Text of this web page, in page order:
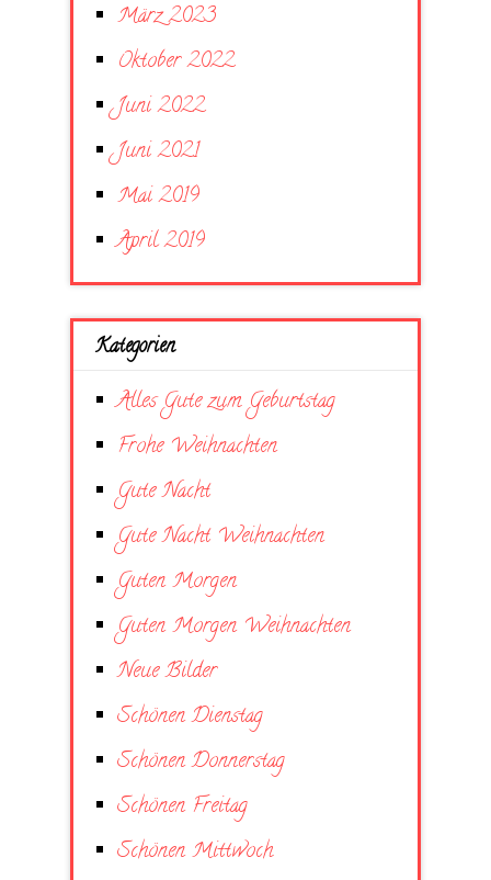
März 2023
Oktober 2022
Juni 2022
Juni 2021
Mai 2019
April 2019
Kategorien
Alles Gute zum Geburtstag
Frohe Weihnachten
Gute Nacht
Gute Nacht Weihnachten
Guten Morgen
Guten Morgen Weihnachten
Neue Bilder
Schönen Dienstag
Schönen Donnerstag
Schönen Freitag
Schönen Mittwoch